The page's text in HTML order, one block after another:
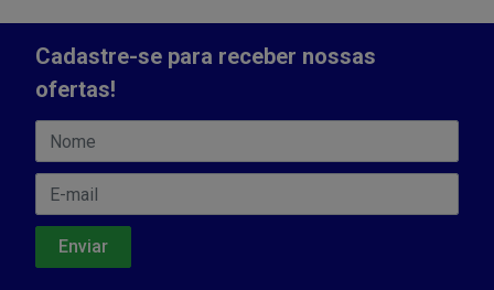
Cadastre-se para receber nossas
ofertas!